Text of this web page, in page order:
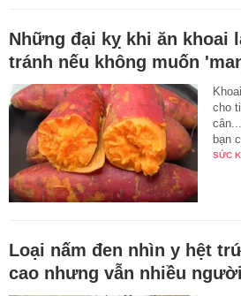
Những đại kỵ khi ăn khoai
tránh nếu không muốn
cho
bạn
SỨC
Loại nấm đen nhìn y hệt
cao nhưng vẫn nhiều